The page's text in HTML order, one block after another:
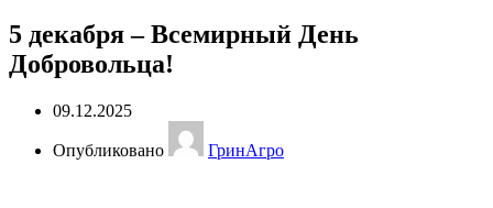
5 декабря – Всемирный День
Добровольца!
09.12.2025
Опубликовано ГринАгро